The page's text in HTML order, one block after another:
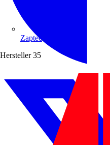
Zaptec
Hersteller 35